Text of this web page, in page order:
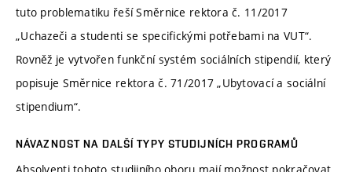
tuto problematiku řeší Směrnice rektora č. 11/2017
„Uchazeči a studenti se specifickými potřebami na VUT“.
Rovněž je vytvořen funkční systém sociálních stipendií, který
popisuje Směrnice rektora č. 71/2017 „Ubytovací a sociální
stipendium“.
NÁVAZNOST NA DALŠÍ TYPY STUDIJNÍCH PROGRAMŮ